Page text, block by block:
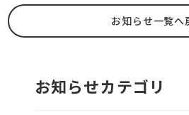
お知らせ一覧へ
お知らせカテゴリ